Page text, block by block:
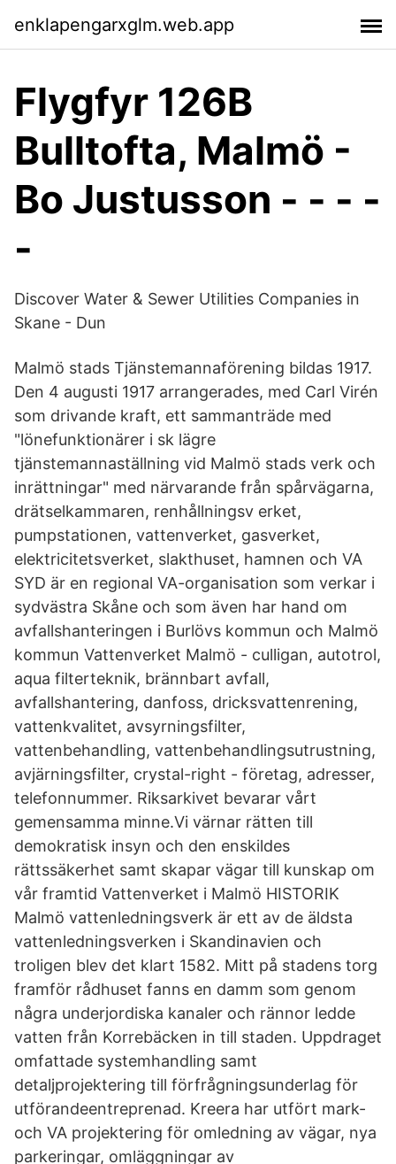
enklapengarxglm.web.app
Flygfyr 126B
Bulltofta, Malmö -
Bo Justusson - - - -
-
Discover Water & Sewer Utilities Companies in
Skane - Dun
Malmö stads Tjänstemannaförening bildas 1917.
Den 4 augusti 1917 arrangerades, med Carl Virén
som drivande kraft, ett sammanträde med
"lönefunktionärer i sk lägre
tjänstemannaställning vid Malmö stads verk och
inrättningar" med närvarande från spårvägarna,
drätselkammaren, renhållningsv erket,
pumpstationen, vattenverket, gasverket,
elektricitetsverket, slakthuset, hamnen och VA
SYD är en regional VA-organisation som verkar i
sydvästra Skåne och som även har hand om
avfallshanteringen i Burlövs kommun och Malmö
kommun Vattenverket Malmö - culligan, autotrol,
aqua filterteknik, brännbart avfall,
avfallshantering, danfoss, dricksvattenrening,
vattenkvalitet, avsyrningsfilter,
vattenbehandling, vattenbehandlingsutrustning,
avjärningsfilter, crystal-right - företag, adresser,
telefonnummer. Riksarkivet bevarar vårt
gemensamma minne.Vi värnar rätten till
demokratisk insyn och den enskildes
rättssäkerhet samt skapar vägar till kunskap om
vår framtid Vattenverket i Malmö HISTORIK
Malmö vattenledningsverk är ett av de äldsta
vattenledningsverken i Skandinavien och
troligen blev det klart 1582. Mitt på stadens torg
framför rådhuset fanns en damm som genom
några underjordiska kanaler och rännor ledde
vatten från Korrebäcken in till staden. Uppdraget
omfattade systemhandling samt
detaljprojektering till förfrågningsunderlag för
utförandeentreprenad. Kreera har utfört mark-
och VA projektering för omledning av vägar, nya
parkeringar, omläggningar av